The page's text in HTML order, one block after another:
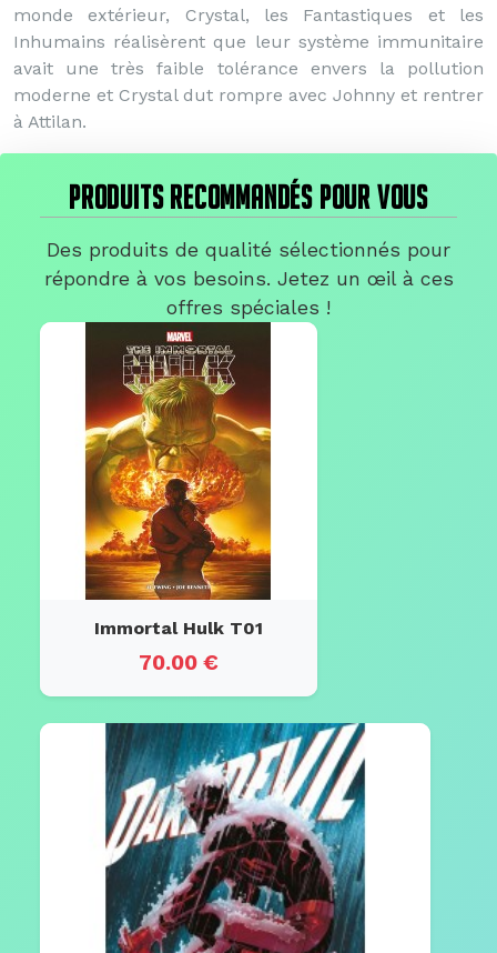
monde extérieur, Crystal, les Fantastiques et les
Inhumains réalisèrent que leur système immunitaire
avait une très faible tolérance envers la pollution
moderne et Crystal dut rompre avec Johnny et rentrer
à Attilan.
PRODUITS RECOMMANDÉS POUR VOUS
Des produits de qualité sélectionnés pour
répondre à vos besoins. Jetez un œil à ces
offres spéciales !
Immortal Hulk T01
70.00 €